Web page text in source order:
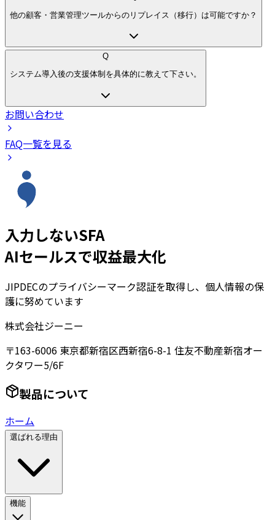
他の顧客・営業管理ツールからのリプレイス（移行）は可能ですか？
Q
システム導入後の支援体制を具体的に教えて下さい。
お問い合わせ
FAQ一覧を見る
入力しないSFA
AIセールスで収益最大化
JIPDECのプライバシーマーク認証を取得し、個人情報の保
護に努めています
株式会社ジーニー
〒163-6006 東京都新宿区西新宿6-8-1 住友不動産新宿オー
クタワー5/6F
製品について
ホーム
選ばれる理由
機能